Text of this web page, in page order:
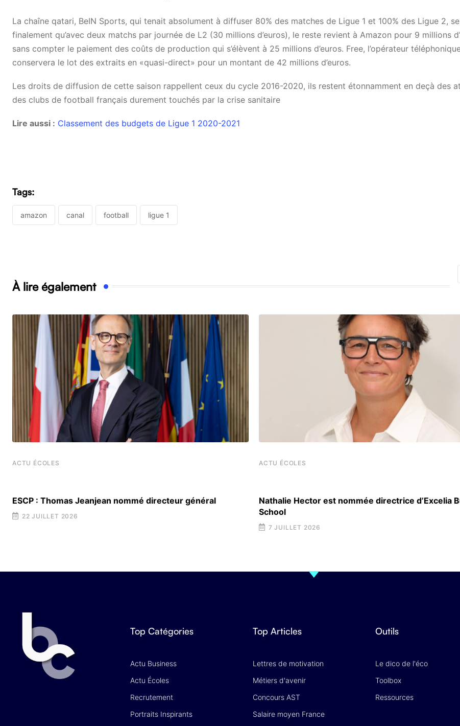
La chaîne qatari, BeIN Sports, qui tenait absolument à diffuser 80% des matches de Ligue 1 et 100% des Ligue 2,
finalement qu’avec deux matchs par journée de L2 (30 millions d’euros), le reste revient à Amazon pour 9 millions
sans compter le paiement des coûts de production qui s’élèvent à 25 millions d’euros. Free, l’opérateur
conservera le lot des extraits en «quasi-direct» pour un montant de 42 millions d’euros.
Les droits de diffusion de cette saison rappellent ceux du cycle 2016-2020, ils restent étonnamment en deçà des
des clubs de football français durement touchés par la crise sanitaire
Lire aussi : Classement des budgets de Ligue 1 2020-2021
Tags:
amazon canal football ligue 1
À lire également
ACTU ÉCOLES
ESCP : Thomas Jeanjean nommé directeur général
22 JUILLET 2026
ACTU ÉCOLES
Nathalie Hector est nommée directrice d’Excelia
School
7 JUILLET 2026
Top Catégories
Actu Business
Actu Écoles
Recrutement
Portraits Inspirants
Top Articles
Lettres de motivation
Métiers d'avenir
Concours AST
Salaire moyen France
Outils
Le dico de l'éco
Toolbox
Ressources